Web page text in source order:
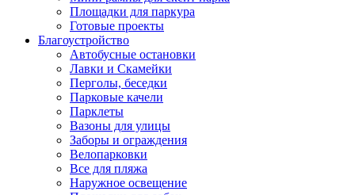
Площадки для паркура
Готовые проекты
Благоустройство
Автобусные остановки
Лавки и Скамейки
Перголы, беседки
Парковые качели
Парклеты
Вазоны для улицы
Заборы и ограждения
Велопарковки
Все для пляжа
Наружное освещение